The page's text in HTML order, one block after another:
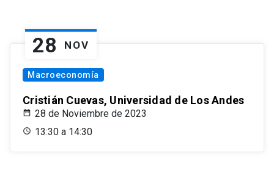
28 NOV
Macroeconomía
Cristián Cuevas, Universidad de Los Andes
28 de Noviembre de 2023
13:30 a 14:30